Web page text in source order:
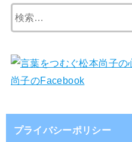
プライバシーポリシー